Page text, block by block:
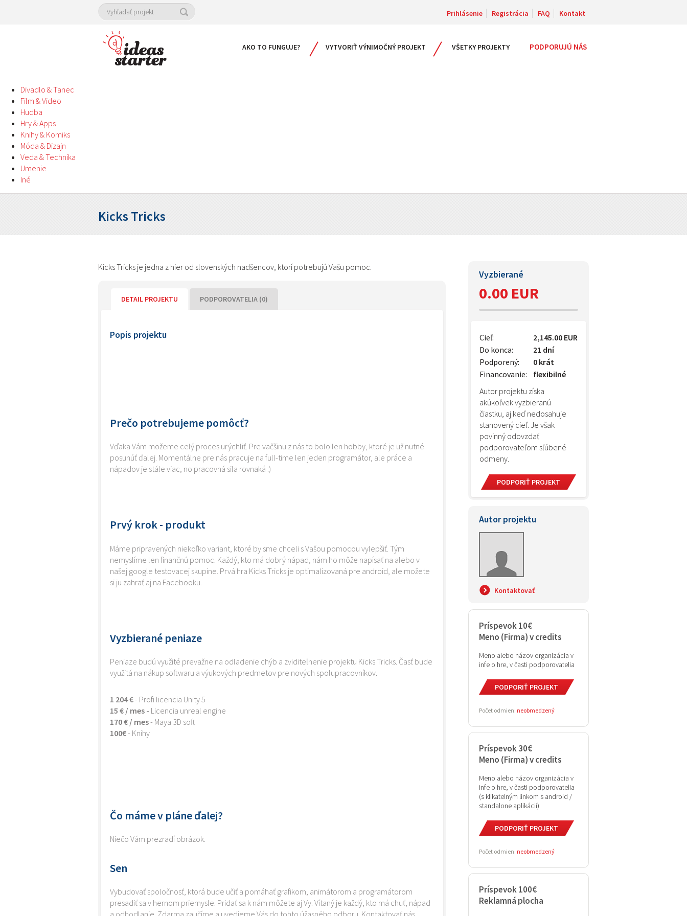
Prihlásenie Registrácia FAQ Kontakt
AKO TO FUNGUJE? VYTVORIŤ VÝNIMOČNÝ PROJEKT VŠETKY PROJEKTY PODPORUJÚ NÁS
Divadlo & Tanec
Film & Video
Hudba
Hry & Apps
Knihy & Komiks
Móda & Dizajn
Veda & Technika
Umenie
Iné
Kicks Tricks
Vyzbierané
0.00 EUR
Cieľ:
2,145.00 EUR
Do konca:
21 dní
Podporený:
0 krát
Financovanie:
flexibilné
Autor projektu získa
akúkoľvek vyzbieranú
čiastku, aj keď nedosahuje
stanovený cieľ. Je však
povinný odovzdať
podporovateľom sľúbené
odmeny.
PODPORIŤ PROJEKT
Autor projektu
Kontaktovať
Príspevok 10€
Meno (Firma) v credits
Meno alebo názov organizácia v
infe o hre, v časti podporovatelia
PODPORIŤ PROJEKT
Počet odmien: neobmedzený
Príspevok 30€
Meno (Firma) v credits
Meno alebo názov organizácia v
infe o hre, v časti podporovatelia
(s klikatelným linkom s android /
standalone aplikácii)
PODPORIŤ PROJEKT
Počet odmien: neobmedzený
Príspevok 100€
Reklamná plocha
Kicks Tricks je jedna z hier od slovenských nadšencov, ktorí potrebujú Vašu pomoc.
DETAIL PROJEKTU PODPOROVATELIA (0)
Popis projektu
Prečo potrebujeme pomôcť?
Vďaka Vám možeme celý proces urýchliť. Pre vačšinu z nás to bolo len hobby, ktoré je už nutné
posunúť ďalej. Momentálne pre nás pracuje na full-time len jeden programátor, ale práce a
nápadov je stále viac, no pracovná sila rovnaká :)
Prvý krok - produkt
Máme pripravených niekoľko variant, ktoré by sme chceli s Vašou pomocou vylepšiť. Tým
nemyslíme len finančnú pomoc. Každý, kto má dobrý nápad, nám ho môže napísať na alebo v
našej google testovacej skupine. Prvá hra Kicks Tricks je optimalizovaná pre android, ale možete
si ju zahrať aj na Facebooku.
Vyzbierané peniaze
Peniaze budú využité prevažne na odladenie chýb a zviditeľnenie projektu Kicks Tricks. Časť bude
využitá na nákup softwaru a výukových predmetov pre nových spolupracovníkov.
1 204 €- Profi licencia Unity 5
15 € / mes - Licencia unreal engine
170 € / mes- Maya 3D soft
100€- Knihy
Čo máme v pláne ďalej?
Niečo Vám prezradí obrázok.
Sen
Vybudovať spoločnosť, ktorá bude učiť a pomáhať grafikom, animátorom a programátorom
presadiť sa v hernom priemysle. Pridať sa k nám môžete aj Vy. Vítaný je každý, kto má chuť, nápad